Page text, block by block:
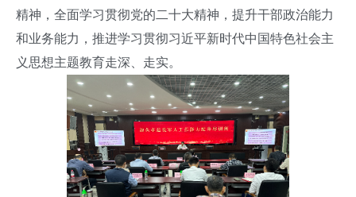
精神，全面学习贯彻党的二十大精神，提升干部政治能力
和业务能力，推进学习贯彻习近平新时代中国特色社会主
义思想主题教育走深、走实。